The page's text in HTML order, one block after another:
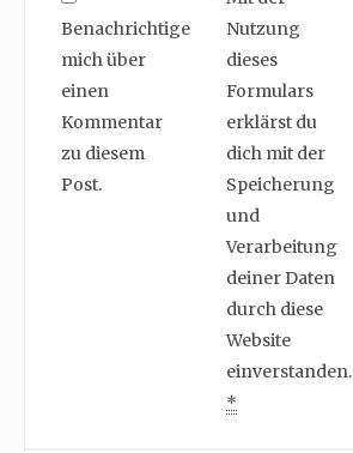
Benachrichtige
mich über
einen
Kommentar
zu diesem
Post.
Nutzung
dieses
Formulars
erklärst du
dich mit der
Speicherung
und
Verarbeitung
deiner Daten
durch diese
Website
einverstanden.
*